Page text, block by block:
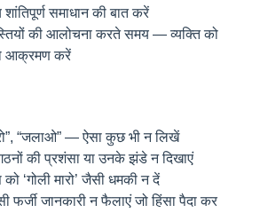
समाधान की बात करें
की आलोचना करते समय — व्यक्ति को
आक्रमण करें
“जलाओ” — ऐसा कुछ भी न लिखें
की प्रशंसा या उनके झंडे न दिखाएं
‘गोली मारो’ जैसी धमकी न दें
फर्जी जानकारी न फैलाएं जो हिंसा पैदा कर